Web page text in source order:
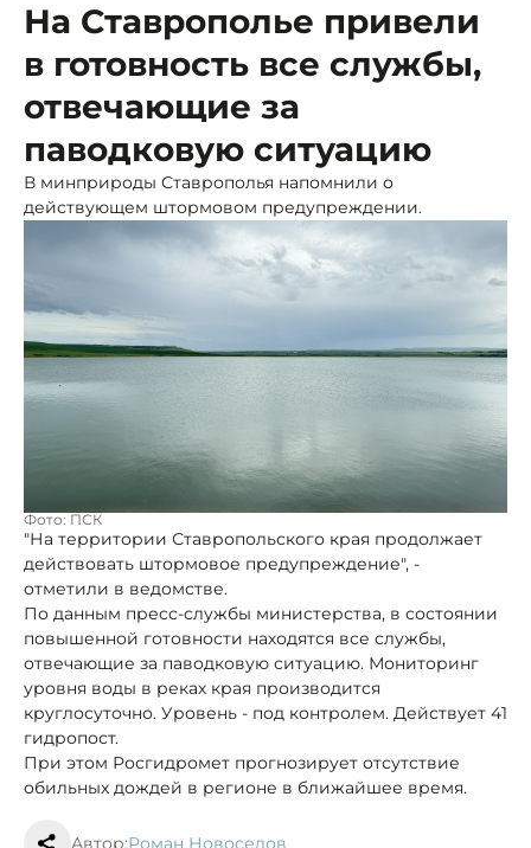
На Ставрополье привели
в готовность все службы,
отвечающие за
паводковую ситуацию
В минприроды Ставрополья напомнили о
действующем штормовом предупреждении.
Фото: ПСК
"На территории Ставропольского края продолжает
действовать штормовое предупреждение", -
отметили в ведомстве.
По данным пресс-службы министерства, в состоянии
повышенной готовности находятся все службы,
отвечающие за паводковую ситуацию. Мониторинг
уровня воды в реках края производится
круглосуточно. Уровень - под контролем. Действует 41
гидропост.
При этом Росгидромет прогнозирует отсутствие
обильных дождей в регионе в ближайшее время.
Автор:Роман Новоселов